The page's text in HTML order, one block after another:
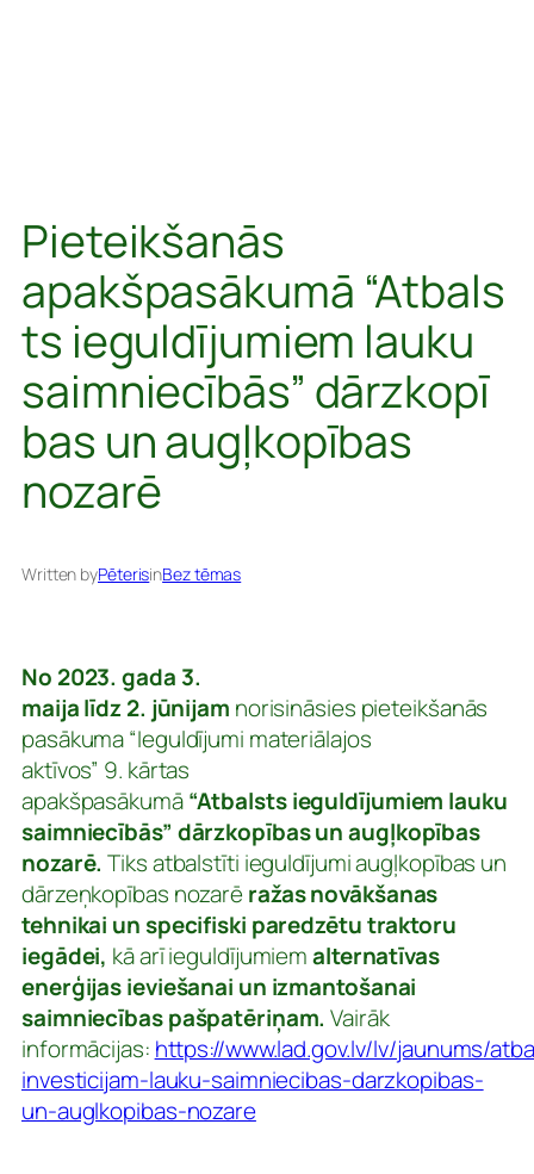
Pieteikšanās
apakšpasākumā “Atbals
ts ieguldījumiem lauku
saimniecībās” dārzkopī
bas un augļkopības
nozarē
Written byPēterisinBez tēmas
No 2023. gada 3.
maija līdz 2. jūnijam norisināsies pieteikšanās
pasākuma “Ieguldījumi materiālajos
aktīvos” 9. kārtas
apakšpasākumā“Atbalsts ieguldījumiem lauku
saimniecībās” dārzkopības un augļkopības
nozarē. Tiks atbalstīti ieguldījumi augļkopības un
dārzeņkopības nozarēražas novākšanas
tehnikai un specifiski paredzētu traktoru
iegādei, kā arī ieguldījumiemalternatīvas
enerģijas ieviešanai un izmantošanai
saimniecības pašpatēriņam. Vairāk
informācijas: https://www.lad.gov.lv/lv/jaunums/
investicijam-lauku-saimniecibas-darzkopibas-
un-auglkopibas-nozare